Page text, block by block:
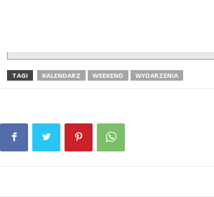
TAGI KALENDARZ WEEKEND WYDARZENIA